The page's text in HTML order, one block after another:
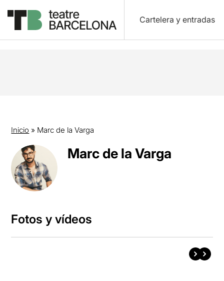
Cartelera y entradas
Inicio » Marc de la Varga
Marc de la Varga
Fotos y vídeos